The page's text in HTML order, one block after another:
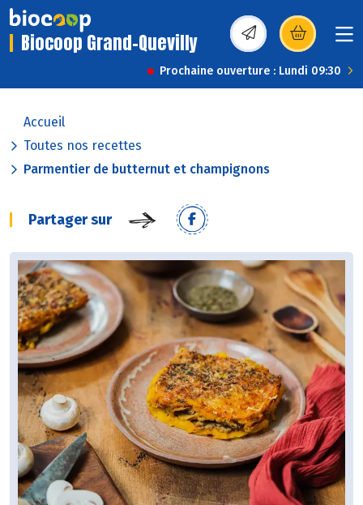
Biocoop Grand-Quevilly (s’ouvre dans une
Prochaine ouverture : Lundi 09:30
Accueil
Toutes nos recettes
Parmentier de butternut et champignons
Partager sur